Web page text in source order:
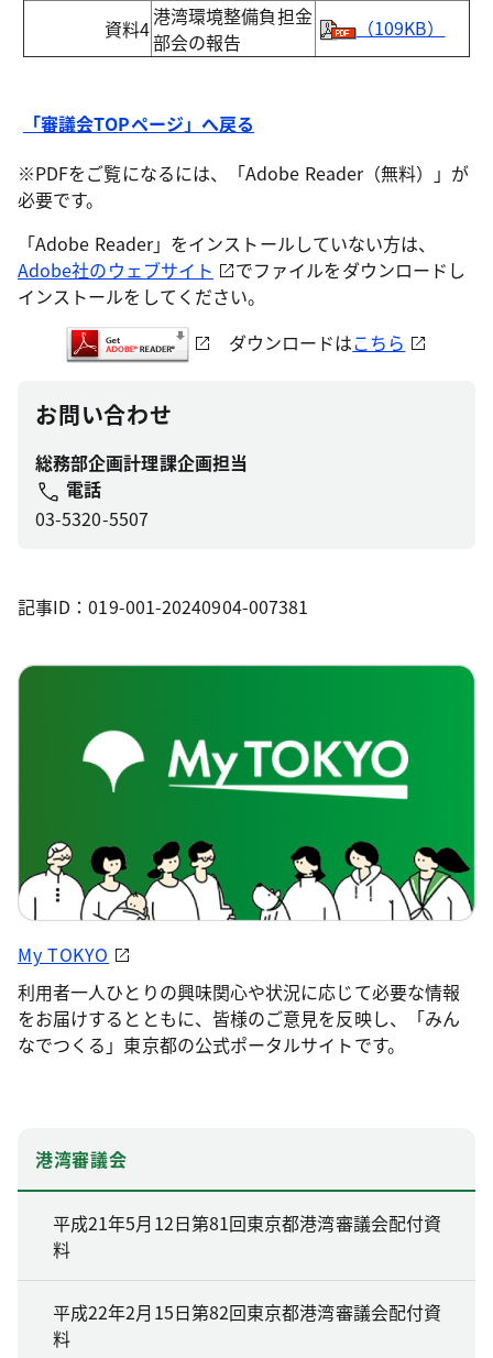
資料4港湾環境整備負担金
部会の報告
（109KB）
「審議会TOPページ」へ戻る
※PDFをご覧になるには、「Adobe Reader（無料）」が
必要です。
「Adobe Reader」をインストールしていない方は、
Adobe社のウェブサイト
でファイルをダウンロードし
インストールをしてください。
ダウンロードはこちら
お問い合わせ
総務部企画計理課企画担当
電話
03-5320-5507
記事ID：019-001-20240904-007381
My TOKYO
利用者一人ひとりの興味関心や状況に応じて必要な情報
をお届けするとともに、皆様のご意見を反映し、「みん
なでつくる」東京都の公式ポータルサイトです。
港湾審議会
平成21年5月12日第81回東京都港湾審議会配付資
料
平成22年2月15日第82回東京都港湾審議会配付資
料